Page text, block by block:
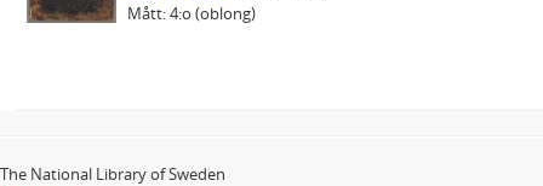
Mått: 4:o (oblong)
The National Library of Sweden